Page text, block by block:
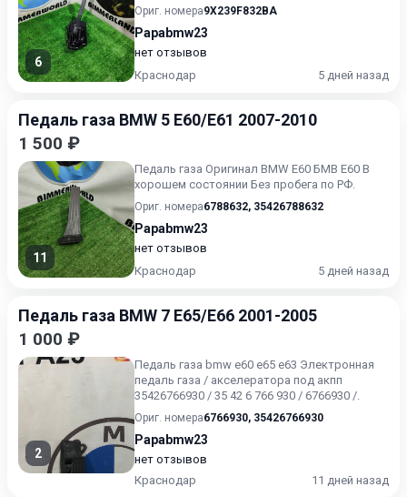
6
Ориг. номера9X239F832BA
Papabmw23
нет отзывов
Краснодар
5 дней назад
Педаль газа BMW 5 E60/E61 2007-2010
1 500 ₽
11
Педаль газа Оригинал BMW E60 БМВ Е60 В
хорошем состоянии Без пробега по РФ.
Ориг. номера6788632, 35426788632
Papabmw23
нет отзывов
Краснодар
5 дней назад
Педаль газа BMW 7 E65/E66 2001-2005
1 000 ₽
2
Педаль газа bmw e60 e65 e63 Электронная
педаль газа / акселератора под акпп
35426766930 / 35 42 6 766 930 / 6766930 /.
Ориг. номера6766930, 35426766930
Papabmw23
нет отзывов
Краснодар
11 дней назад